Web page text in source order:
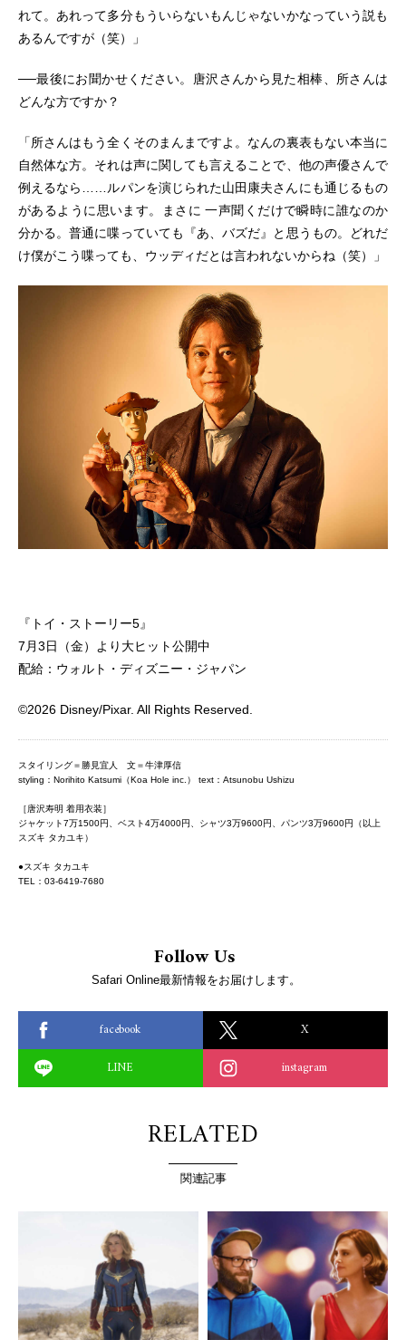
れて。あれって多分もういらないもんじゃないかなっていう説も
あるんですが（笑）」
──最後にお聞かせください。唐沢さんから見た相棒、所さんは
どんな方ですか？
「所さんはもう全くそのまんまですよ。なんの裏表もない本当に
自然体な方。それは声に関しても言えることで、他の声優さんで
例えるなら……ルパンを演じられた山田康夫さんにも通じるもの
があるように思います。まさに 一声聞くだけで瞬時に誰なのか
分かる。普通に喋っていても『あ、バズだ』と思うもの。どれだ
け僕がこう喋っても、ウッディだとは言われないからね（笑）」
『トイ・ストーリー5』
7月3日（金）より大ヒット公開中
配給：ウォルト・ディズニー・ジャパン
©2026 Disney/Pixar. All Rights Reserved.
スタイリング＝勝見宜人 文＝牛津厚信
styling：Norihito Katsumi（Koa Hole inc.） text：Atsunobu Ushizu
［唐沢寿明 着用衣装］
ジャケット7万1500円、ベスト4万4000円、シャツ3万9600円、パンツ3万9600円（以上
スズキ タカユキ）
●スズキ タカユキ
TEL：03-6419-7680
Follow Us
Safari Online最新情報をお届けします。
facebook
X
LINE
instagram
RELATED
関連記事